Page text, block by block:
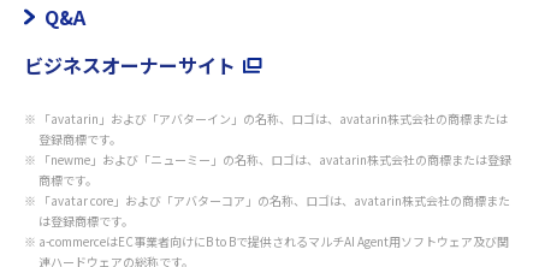
Q&A
ビジネスオーナーサイト
「avatarin」および「アバターイン」の名称、ロゴは、avatarin株式会社の商標または
登録商標です。
「newme」および「ニューミー」の名称、ロゴは、avatarin株式会社の商標または登録
商標です。
「avatar core」および「アバターコア」の名称、ロゴは、avatarin株式会社の商標また
は登録商標です。
a-commerceはEC事業者向けにB to Bで提供されるマルチAI Agent用ソフトウェア及び関
連ハードウェアの総称です。